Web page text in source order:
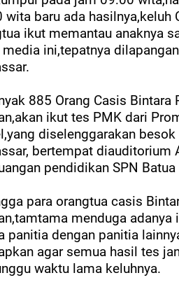
wita baru ada hasilnya,keluh
ikut memantau anaknya
media ini,tepatnya
885 Orang Casis Bintara
ikut tes PMK dari
diselenggarakan besok
bertempat diauditorium
pendidikan SPN
para orangtua casis
menduga adanya
panitia dengan panitia
agar semua hasil tes
waktu lama keluhnya.